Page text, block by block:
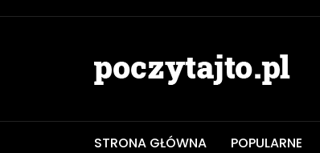
STRONA GŁÓWNA POPULARNE